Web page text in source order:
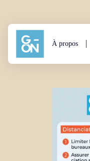
À propos